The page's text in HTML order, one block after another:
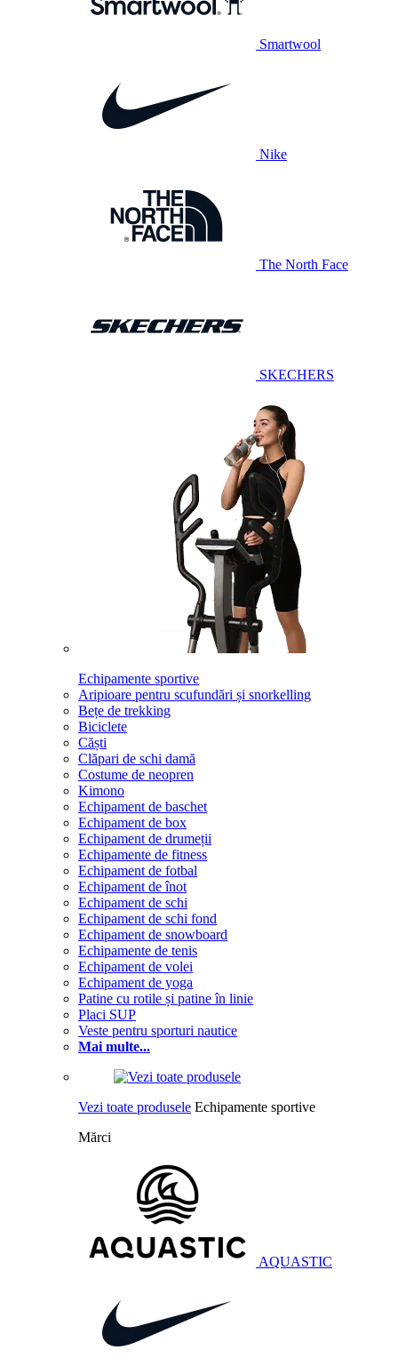
Smartwool
Nike
The North Face
SKECHERS
Echipamente sportive
Aripioare pentru scufundări și snorkelling
Bețe de trekking
Biciclete
Căști
Clăpari de schi damă
Costume de neopren
Kimono
Echipament de baschet
Echipament de box
Echipament de drumeții
Echipamente de fitness
Echipament de fotbal
Echipament de înot
Echipament de schi
Echipament de schi fond
Echipament de snowboard
Echipamente de tenis
Echipament de volei
Echipament de yoga
Patine cu rotile și patine în linie
Placi SUP
Veste pentru sporturi nautice
Mai multe...
Vezi toate produsele Echipamente sportive
Mărci
AQUASTIC